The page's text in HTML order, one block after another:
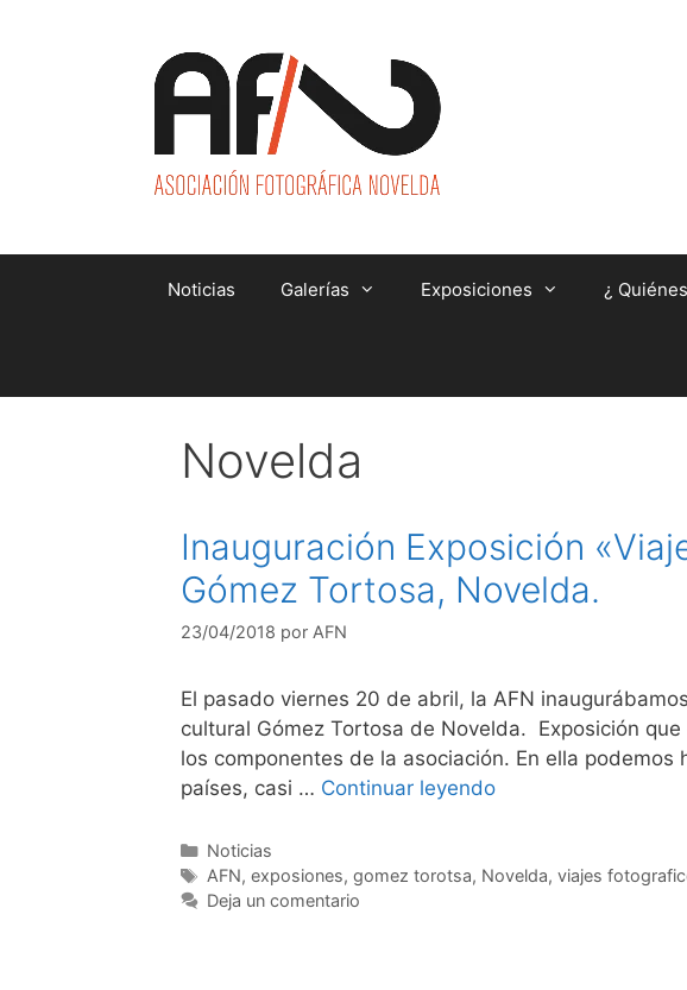
Noticias Galerías Exposiciones ¿
Novelda
Inauguración Exposición
Gómez Tortosa, Novelda.
23/04/2018 por AFN
El pasado viernes 20 de abril, la AFN
cultural Gómez Tortosa de Novelda. Exposición
los componentes de la asociación. En ella
países, casi … Continuar leyendo
Categorías
Noticias
Etiquetas
AFN, exposiones, gomez torotsa, Novelda, viajes
Deja un comentario